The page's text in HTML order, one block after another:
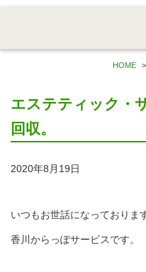
HOME >
エステティック・
回収。
2020年8月19日
いつもお世話になっておりま
香川からっぽサービスです。